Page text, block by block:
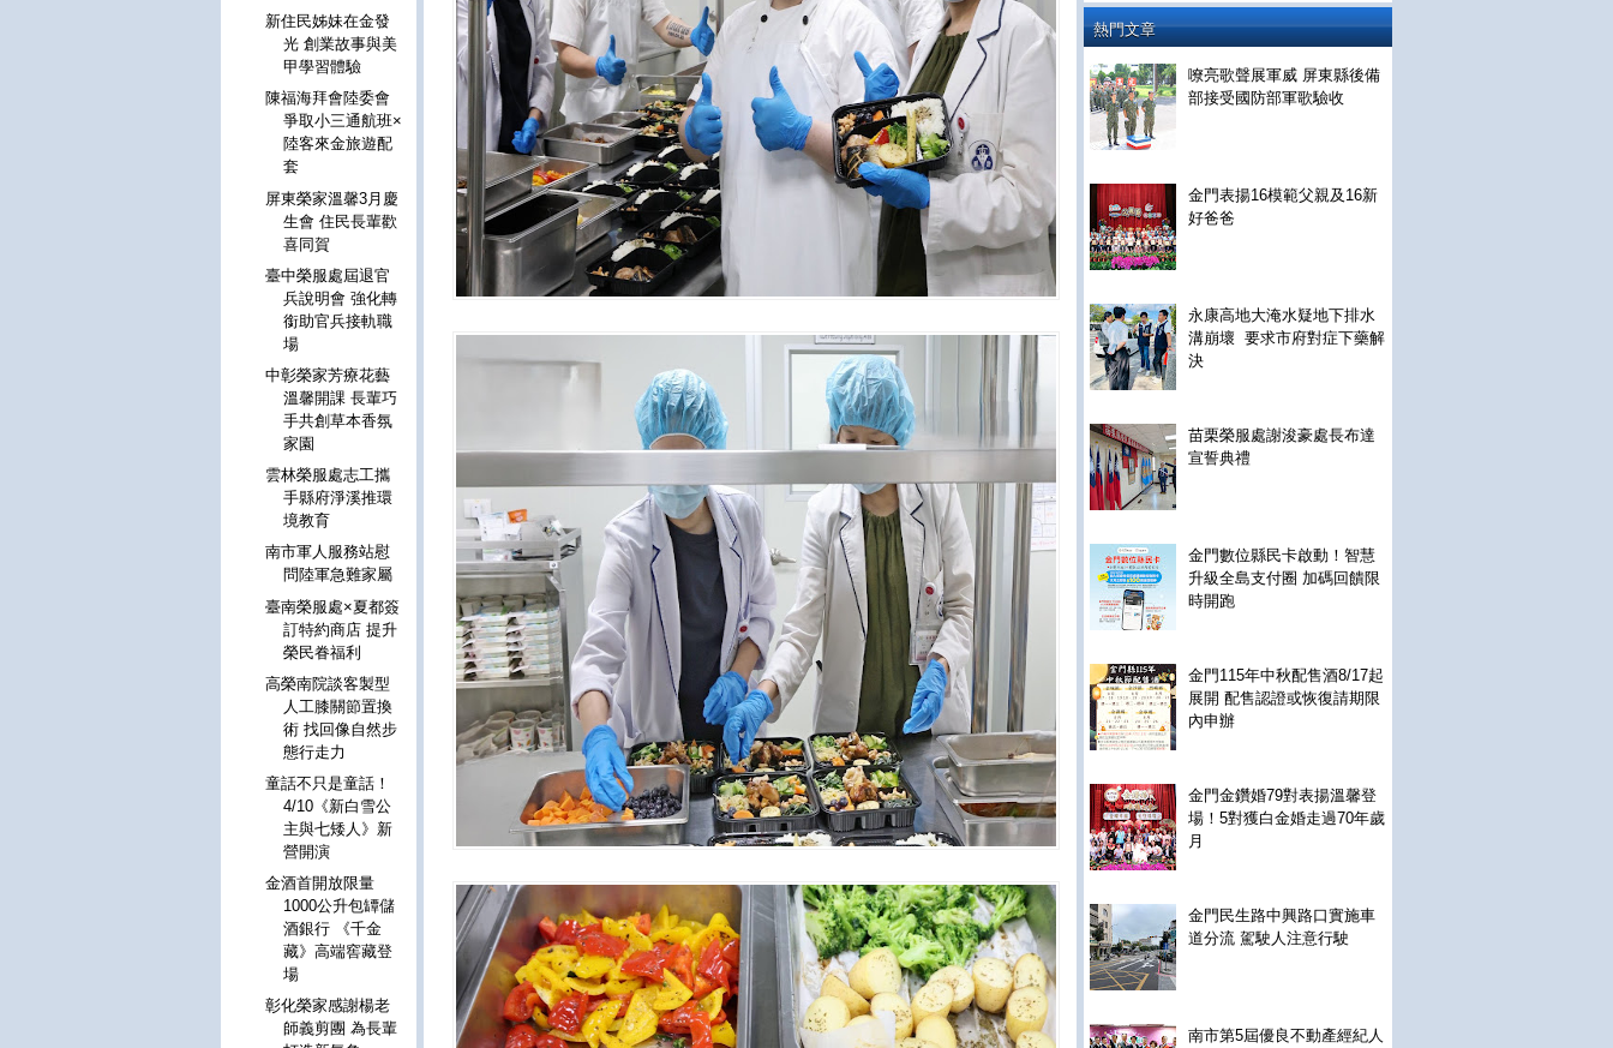
熱門文章
嘹亮歌聲展軍威 屏東縣後備
部接受國防部軍歌驗收
金門表揚16模範父親及16新
好爸爸
永康高地大淹水疑地下排水
溝崩壞 要求市府對症下藥解
決
苗栗榮服處謝浚豪處長布達
宣誓典禮
金門數位縣民卡啟動！智慧
升級全島支付圈 加碼回饋限
時開跑
金門115年中秋配售酒8/17起
展開 配售認證或恢復請期限
內申辦
金門金鑽婚79對表揚溫馨登
場！5對獲白金婚走過70年歲
月
金門民生路中興路口實施車
道分流 駕駛人注意行駛
南市第5屆優良不動產經紀人
新住民姊妹在金發
光 創業故事與美
甲學習體驗
陳福海拜會陸委會
爭取小三通航班×
陸客來金旅遊配
套
屏東榮家溫馨3月慶
生會 住民長輩歡
喜同賀
臺中榮服處屆退官
兵說明會 強化轉
銜助官兵接軌職
場
中彰榮家芳療花藝
溫馨開課 長輩巧
手共創草本香氛
家園
雲林榮服處志工攜
手縣府淨溪推環
境教育
南市軍人服務站慰
問陸軍急難家屬
臺南榮服處×夏都簽
訂特約商店 提升
榮民眷福利
高榮南院談客製型
人工膝關節置換
術 找回像自然步
態行走力
童話不只是童話！
4/10《新白雪公
主與七矮人》新
營開演
金酒首開放限量
1000公升包罈儲
酒銀行 《千金
藏》高端窖藏登
場
彰化榮家感謝楊老
師義剪團 為長輩